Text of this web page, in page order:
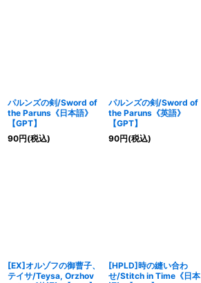
パルンズの剣/Sword of
the Paruns《日本語》
【GPT】
90円(税込)
パルンズの剣/Sword of
the Paruns《英語》
【GPT】
90円(税込)
[EX]オルゾフの御曹子、
テイサ/Teysa, Orzhov
[HPLD]時の縫い合わ
せ/Stitch in Time《日本